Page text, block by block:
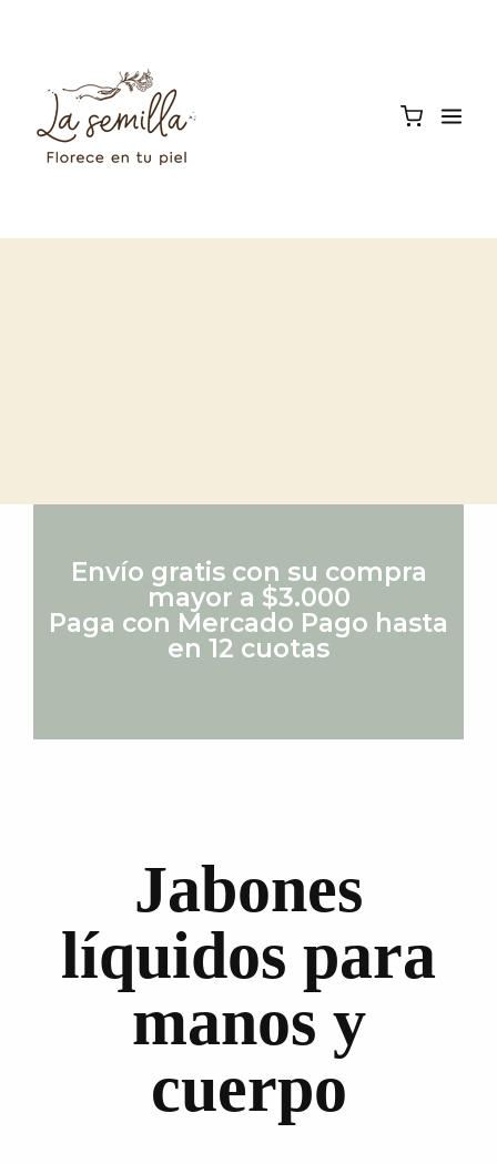
Envío gratis con su compra
mayor a $3.000
Paga con Mercado Pago hasta
en 12 cuotas
Jabones
líquidos para
manos y
cuerpo